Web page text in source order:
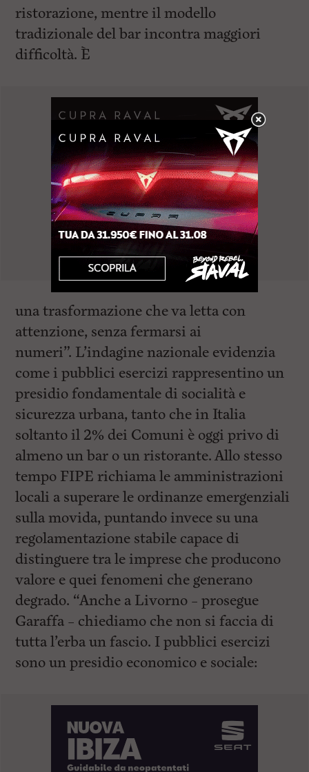
ristorazione, mentre il modello
tradizionale del bar incontra maggiori
difficoltà. È
una trasformazione che va letta con
attenzione, senza fermarsi ai
numeri”. L’indagine nazionale evidenzia
come i pubblici esercizi rappresentino un
presidio fondamentale di socialità e
sicurezza urbana, tanto che in Italia
soltanto il 2% dei Comuni è oggi privo di
almeno un bar o un ristorante. Allo stesso
tempo FIPE richiama le amministrazioni
locali a superare le ordinanze emergenziali
sulla movida, puntando invece su una
regolamentazione stabile capace di
distinguere tra le imprese che producono
valore e quei fenomeni che generano
degrado. “Anche a Livorno – prosegue
Garaffa – chiediamo che non si faccia di
tutta l’erba un fascio. I pubblici esercizi
sono un presidio economico e sociale: